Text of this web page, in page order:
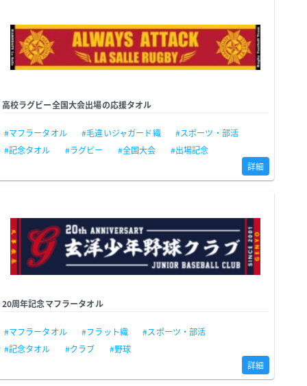
高校ラグビー全国大会出場の応援タオル
#マフラータオル #毛違いジャガード織
#スポーツ・部活
#記念タオル
#ラグビー #全国大会
#出場記念
詳細
20周年記念マフラータオル
#マフラータオル #フラット織
#スポーツ・部活
#記念タオル
#クラブ
#野球
詳細